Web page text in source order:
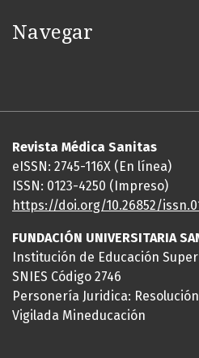
Navegar
Revista Médica Sanitas
eISSN: 2745-116X (En línea)
ISSN: 0123-4250 (Impreso)
https://doi.org/10.26852/issn.
FUNDACIÓN UNIVERSITARIA
Institución de Educación
SNIES Código 2746
Personería Juridica:
Vigilada Mineducación